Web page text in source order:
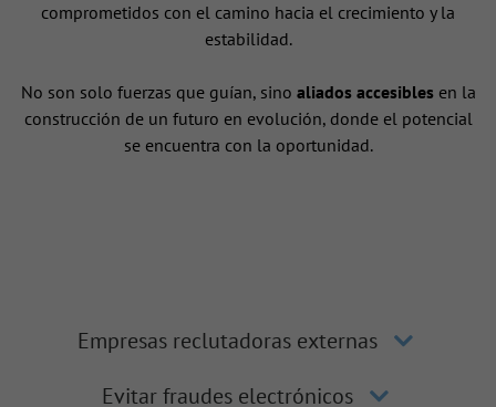
comprometidos con el camino hacia el crecimiento y la
estabilidad.
No son solo fuerzas que guían, sino aliados accesiblesen la
construcción de un futuro en evolución, donde el potencial
se encuentra con la oportunidad.
Empresas reclutadoras externas
Evitar fraudes electrónicos